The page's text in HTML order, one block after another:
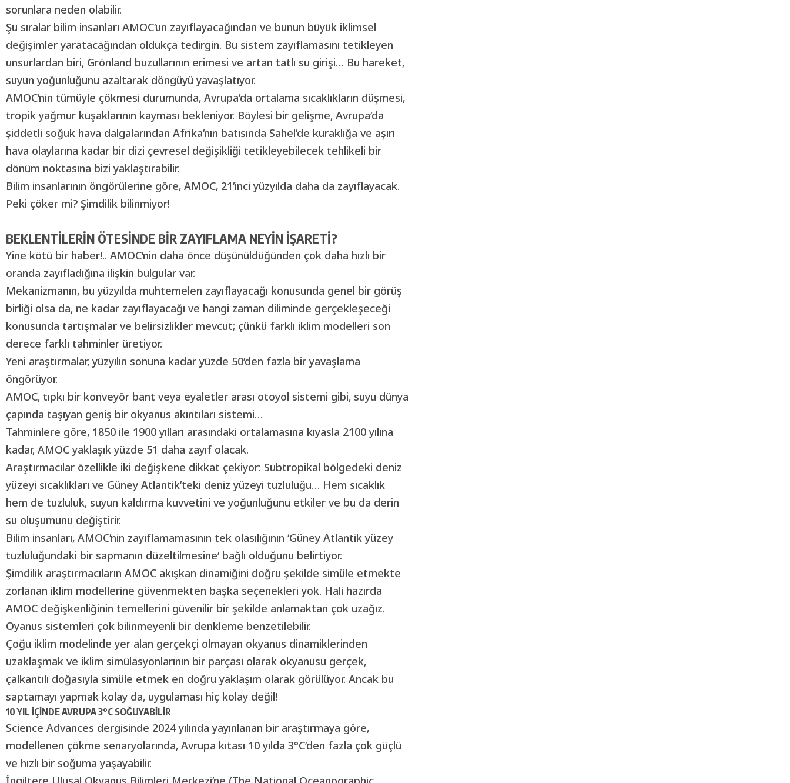
sorunlara neden olabilir.
Şu sıralar bilim insanları AMOC’un zayıflayacağından ve bunun büyük iklimsel
değişimler yaratacağından oldukça tedirgin. Bu sistem zayıflamasını tetikleyen
unsurlardan biri, Grönland buzullarının erimesi ve artan tatlı su girişi… Bu hareket,
suyun yoğunluğunu azaltarak döngüyü yavaşlatıyor.
AMOC’nin tümüyle çökmesi durumunda, Avrupa’da ortalama sıcaklıkların düşmesi,
tropik yağmur kuşaklarının kayması bekleniyor. Böylesi bir gelişme, Avrupa’da
şiddetli soğuk hava dalgalarından Afrika’nın batısında Sahel’de kuraklığa ve aşırı
hava olaylarına kadar bir dizi çevresel değişikliği tetikleyebilecek tehlikeli bir
dönüm noktasına bizi yaklaştırabilir.
Bilim insanlarının öngörülerine göre, AMOC, 21’inci yüzyılda daha da zayıflayacak.
Peki çöker mi? Şimdilik bilinmiyor!
BEKLENTİLERİN ÖTESİNDE BİR ZAYIFLAMA NEYİN İŞARETİ?
Yine kötü bir haber!.. AMOC’nin daha önce düşünüldüğünden çok daha hızlı bir
oranda zayıfladığına ilişkin bulgular var.
Mekanizmanın, bu yüzyılda muhtemelen zayıflayacağı konusunda genel bir görüş
birliği olsa da, ne kadar zayıflayacağı ve hangi zaman diliminde gerçekleşeceği
konusunda tartışmalar ve belirsizlikler mevcut; çünkü farklı iklim modelleri son
derece farklı tahminler üretiyor.
Yeni araştırmalar, yüzyılın sonuna kadar yüzde 50’den fazla bir yavaşlama
öngörüyor.
AMOC, tıpkı bir konveyör bant veya eyaletler arası otoyol sistemi gibi, suyu dünya
çapında taşıyan geniş bir okyanus akıntıları sistemi…
Tahminlere göre, 1850 ile 1900 yılları arasındaki ortalamasına kıyasla 2100 yılına
kadar, AMOC yaklaşık yüzde 51 daha zayıf olacak.
Araştırmacılar özellikle iki değişkene dikkat çekiyor: Subtropikal bölgedeki deniz
yüzeyi sıcaklıkları ve Güney Atlantik’teki deniz yüzeyi tuzluluğu… Hem sıcaklık
hem de tuzluluk, suyun kaldırma kuvvetini ve yoğunluğunu etkiler ve bu da derin
su oluşumunu değiştirir.
Bilim insanları, AMOC’nin zayıflamamasının tek olasılığının ‘Güney Atlantik yüzey
tuzluluğundaki bir sapmanın düzeltilmesine’ bağlı olduğunu belirtiyor.
Şimdilik araştırmacıların AMOC akışkan dinamiğini doğru şekilde simüle etmekte
zorlanan iklim modellerine güvenmekten başka seçenekleri yok. Hali hazırda
AMOC değişkenliğinin temellerini güvenilir bir şekilde anlamaktan çok uzağız.
Oyanus sistemleri çok bilinmeyenli bir denkleme benzetilebilir.
Çoğu iklim modelinde yer alan gerçekçi olmayan okyanus dinamiklerinden
uzaklaşmak ve iklim simülasyonlarının bir parçası olarak okyanusu gerçek,
çalkantılı doğasıyla simüle etmek en doğru yaklaşım olarak görülüyor. Ancak bu
saptamayı yapmak kolay da, uygulaması hiç kolay değil!
10 YIL İÇİNDE AVRUPA 3°C SOĞUYABİLİR
Science Advances dergisinde 2024 yılında yayınlanan bir araştırmaya göre,
modellenen çökme senaryolarında, Avrupa kıtası 10 yılda 3°C’den fazla çok güçlü
ve hızlı bir soğuma yaşayabilir.